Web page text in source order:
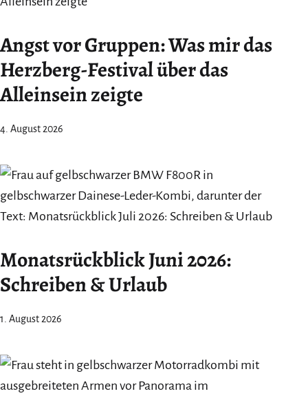
Angst vor Gruppen: Was mir das
Herzberg-Festival über das
Alleinsein zeigte
4. August 2026
Monatsrückblick Juni 2026:
Schreiben & Urlaub
1. August 2026